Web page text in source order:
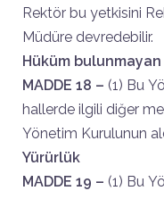
Rektör bu yetkisini
Müdüre devredebilir.
Hüküm
MADDE 18 – (1) Bu
hallerde ilgili diğer
Yönetim Kurulunun
Yürürlük
MADDE 19 – (1) Bu